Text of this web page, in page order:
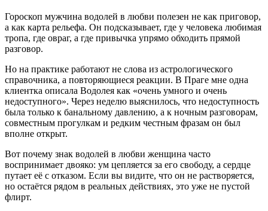
Гороскоп мужчина водолей в любви полезен не как приговор,
а как карта рельефа. Он подсказывает, где у человека любимая
тропа, где овраг, а где привычка упрямо обходить прямой
разговор.
Но на практике работают не слова из астрологического
справочника, а повторяющиеся реакции. В Праге мне одна
клиентка описала Водолея как «очень умного и очень
недоступного». Через неделю выяснилось, что недоступность
была только к банальному давлению, а к ночным разговорам,
совместным прогулкам и редким честным фразам он был
вполне открыт.
Вот почему знак водолей в любви женщина часто
воспринимает двояко: ум цепляется за его свободу, а сердце
путает её с отказом. Если вы видите, что он не растворяется,
но остаётся рядом в реальных действиях, это уже не пустой
флирт.